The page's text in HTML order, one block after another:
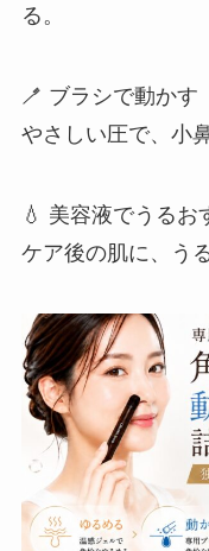
る。
🪥 ブラシで動かす
やさしい圧で、小
💧 美容液でうるお
ケア後の肌に、う